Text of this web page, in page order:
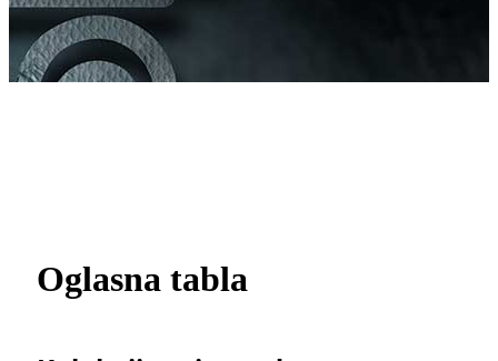
Oglasna tabla